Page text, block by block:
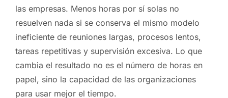
las empresas. Menos horas por sí solas no
resuelven nada si se conserva el mismo modelo
ineficiente de reuniones largas, procesos lentos,
tareas repetitivas y supervisión excesiva. Lo que
cambia el resultado no es el número de horas en
papel, sino la capacidad de las organizaciones
para usar mejor el tiempo.